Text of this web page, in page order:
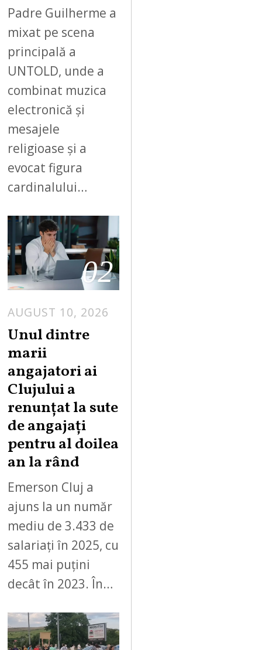
2
Padre Guilherme a
mixat pe scena
principală a
UNTOLD, unde a
combinat muzica
electronică și
mesajele
religioase și a
evocat figura
cardinalului…
02
AUGUST 10, 2026
Unul dintre
marii
angajatori ai
Clujului a
renunțat la sute
de angajați
pentru al doilea
an la rând
Emerson Cluj a
ajuns la un număr
mediu de 3.433 de
salariați în 2025, cu
455 mai puțini
decât în 2023. În…